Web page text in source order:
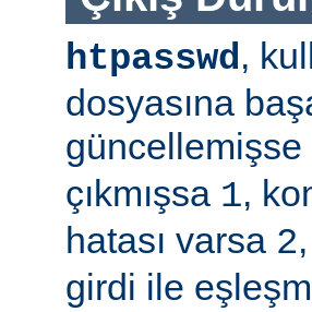
htpasswd,
dosyasına
güncellemişse
çıkmışsa 1,
hatası varsa 2
girdi ile